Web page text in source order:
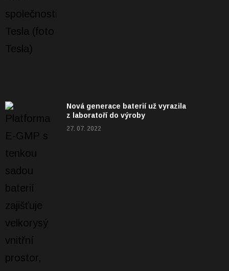
Nová generace baterií už vyrazila
z laboratoří do výroby
27. 07. 2022